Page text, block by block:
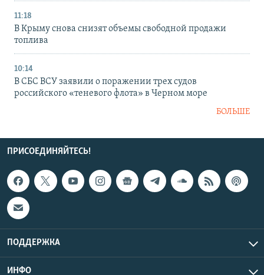
11:18
В Крыму снова снизят объемы свободной продажи
топлива
10:14
В СБС ВСУ заявили о поражении трех судов
российского «теневого флота» в Черном море
БОЛЬШЕ
ПРИСОЕДИНЯЙТЕСЬ!
ПОДДЕРЖКА
ИНФО